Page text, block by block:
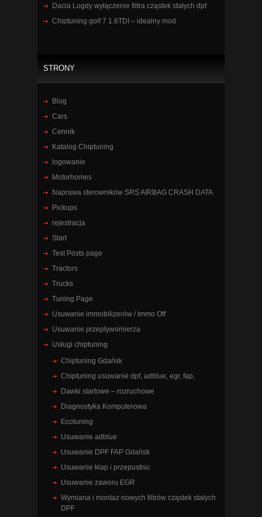
Dacia Logdy wyłączenie filtra cząstek stałych dpf
Chiptuning golf 7 1.6TDI – idealny mod
STRONY
Blog
Cars
Cennik
Katalog Chiptuning
logowanie
Motorhomes
Naprawa sterowników SRS AIRBAG CRASH DATA
Pickups
rejestracja
Start
Test Posts page
Tractors
Trucks
Tuning Page
Usuwanie immobilizerów / Immo Off
Usuwanie przepływomierza
Usługi chiptuning
Chiptuning Gdańsk
Chiptuning usuwanie dpf, adblue, egr, fap,
Dawki startowe – rozruchowe
Diagnostyka Komputerowa
Ecotuning
Usuwanie adblue
Usuwanie DPF FAP Gdańsk
Usuwanie klap i przepustnic
Usuwanie zaworu EGR
Wymiana i montaz nowych filtrów cząstek stałych
DPF